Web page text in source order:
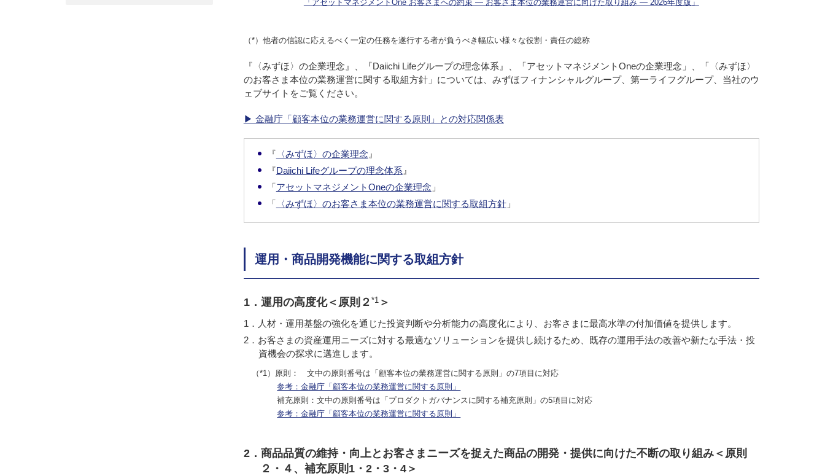
「アセットマネジメントOne お客さまへの約束 ― お客さま本位の業務運営に向けた取り組み ― 2026年度版」
（*）他者の信認に応えるべく一定の任務を遂行する者が負うべき幅広い様々な役割・責任の総称
『〈みずほ〉の企業理念』、『Daiichi Lifeグループの理念体系』、「アセットマネジメントOneの企業理念」、「〈みずほ〉
のお客さま本位の業務運営に関する取組方針」については、みずほフィナンシャルグループ、第一ライフグループ、当社のウ
ェブサイトをご覧ください。
▶ 金融庁「顧客本位の業務運営に関する原則」との対応関係表
『 〈みずほ〉の企業理念 』
『Daiichi Lifeグループの理念体系 』
「アセットマネジメントOneの企業理念 」
「 〈みずほ〉のお客さま本位の業務運営に関する取組方針」
運用・商品開発機能に関する取組方針
1．運用の高度化＜原則２ *1＞
人材・運用基盤の強化を通じた投資判断や分析能力の高度化により、お客さまに最高水準の付加価値を提供します。
お客さまの資産運用ニーズに対する最適なソリューションを提供し続けるため、既存の運用手法の改善や新たな手法・投
資機会の探求に邁進します。
（*1）原則： 文中の原則番号は「顧客本位の業務運営に関する原則」の7項目に対応
参考：金融庁「顧客本位の業務運営に関する原則」
補充原則：文中の原則番号は「プロダクトガバナンスに関する補充原則」の5項目に対応
参考：金融庁「顧客本位の業務運営に関する原則」
2．商品品質の維持・向上とお客さまニーズを捉えた商品の開発・提供に向けた不断の取り組み＜原則
２・４、補充原則1・2・3・4＞